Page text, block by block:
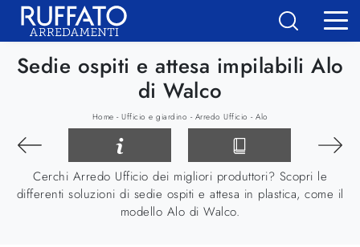
Sedie ospiti e attesa impilabili Alo
di Walco
Home - Ufficio e giardino - Arredo Ufficio - Alo
Cerchi Arredo Ufficio dei migliori produttori? Scopri le
differenti soluzioni di sedie ospiti e attesa in plastica, come il
modello Alo di Walco.